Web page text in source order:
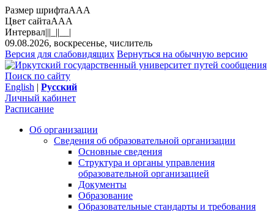
Размер шрифтаAAA
Цвет сайтаAAA
Интервал|||_||__|
09.08.2026, воскресенье, числитель
Версия для слабовидящих Вернуться на обычную версию
Поиск по сайту
English | Русский
Личный кабинет
Расписание
Об организации
Сведения об образовательной организации
Основные сведения
Структура и органы управления
образовательной организацией
Документы
Образование
Образовательные стандарты и требования